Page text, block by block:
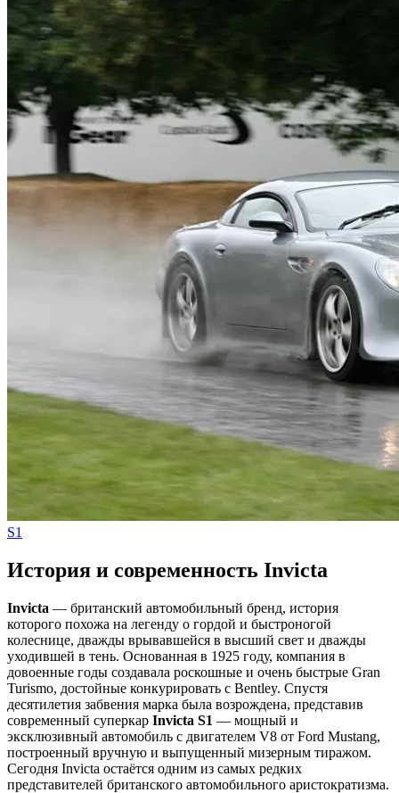
S1
История и современность Invicta
Invicta — британский автомобильный бренд, история
которого похожа на легенду о гордой и быстроногой
колеснице, дважды врывавшейся в высший свет и дважды
уходившей в тень. Основанная в 1925 году, компания в
довоенные годы создавала роскошные и очень быстрые Gran
Turismo, достойные конкурировать с Bentley. Спустя
десятилетия забвения марка была возрождена, представив
современный суперкар Invicta S1 — мощный и
эксклюзивный автомобиль с двигателем V8 от Ford Mustang,
построенный вручную и выпущенный мизерным тиражом.
Сегодня Invicta остаётся одним из самых редких
представителей британского автомобильного аристократизма.